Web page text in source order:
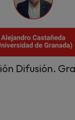
Difusión.